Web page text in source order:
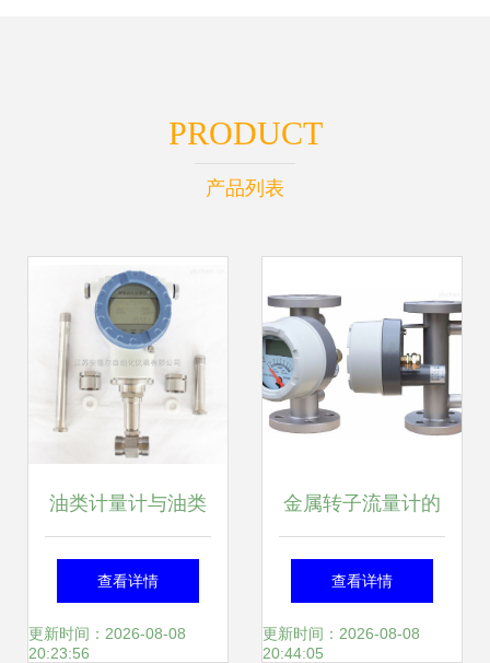
PRODUCT
产品列表
油类计量计与油类
流量计 供应信息与
商机在中国仪表网
查看详情
更新时间：2026-08-08
20:23:56
金属转子流量计的
安装要求及注意事
项
查看详情
更新时间：2026-08-08
20:44:05